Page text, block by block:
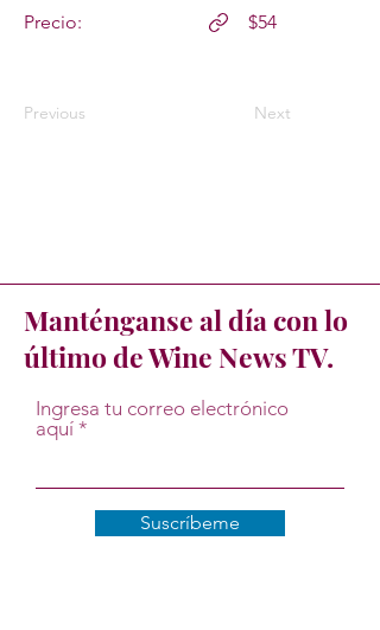
Precio:
Previous
$54
Next
Manténganse al día con lo
último de Wine News TV.
Ingresa tu correo electrónico
aquí
Suscríbeme